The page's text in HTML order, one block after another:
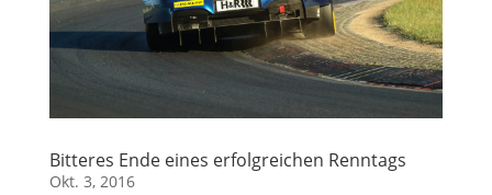
Bitteres Ende eines erfolgreichen Renntags
Okt. 3, 2016